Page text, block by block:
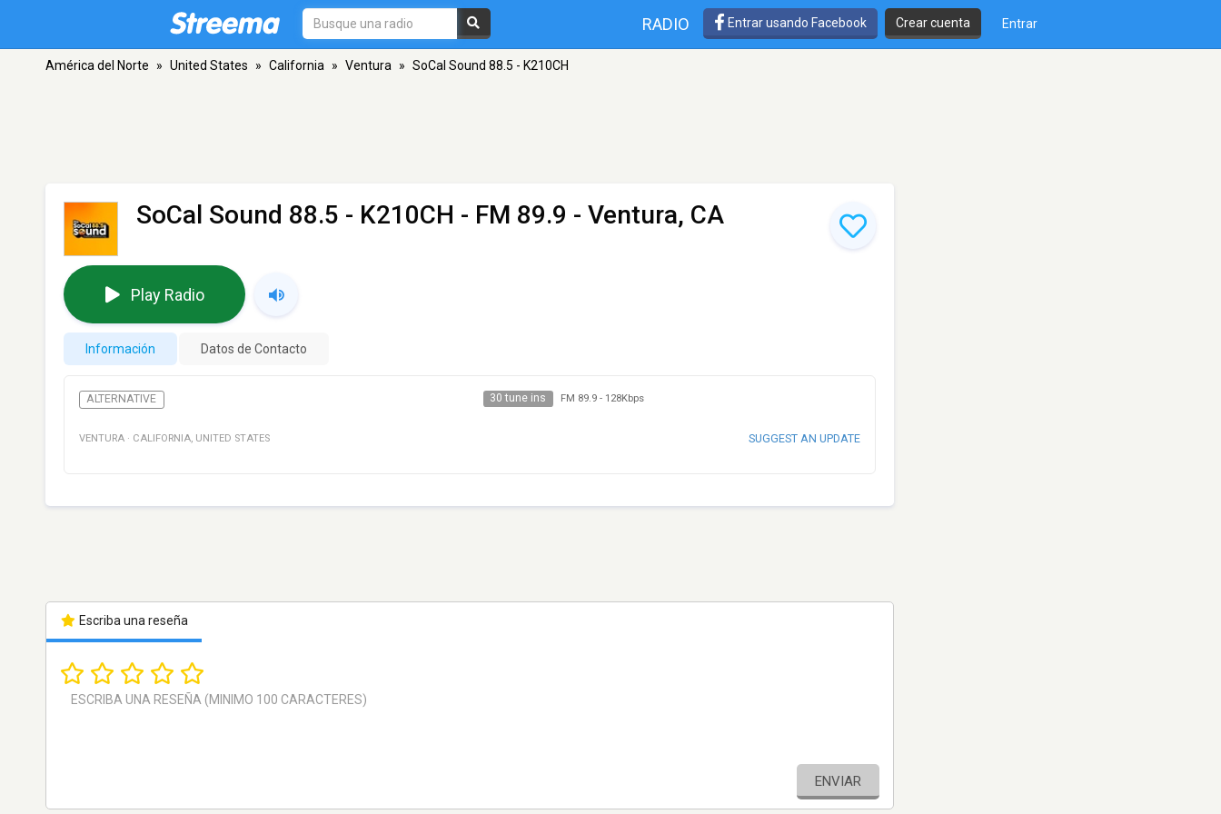
RADIO Entrar usando Facebook Crear cuenta Entrar
América del Norte » United States » California » Ventura » SoCal Sound 88.5 - K210CH
SoCal Sound 88.5 - K210CH - FM 89.9 - Ventura, CA
Play Radio
Información Datos de Contacto
ALTERNATIVE 30 tune ins FM 89.9- 128Kbps
VENTURA · CALIFORNIA, UNITED STATES SUGGEST AN UPDATE
Escriba una reseña
ENVIAR